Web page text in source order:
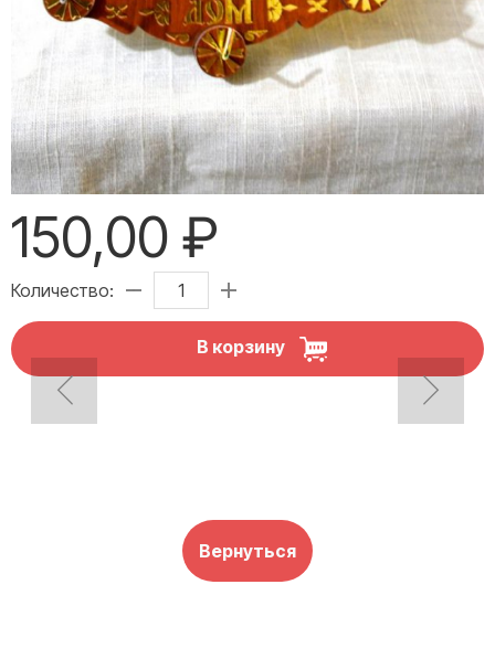
150,00 ₽
Количество:
В корзину
Вернуться